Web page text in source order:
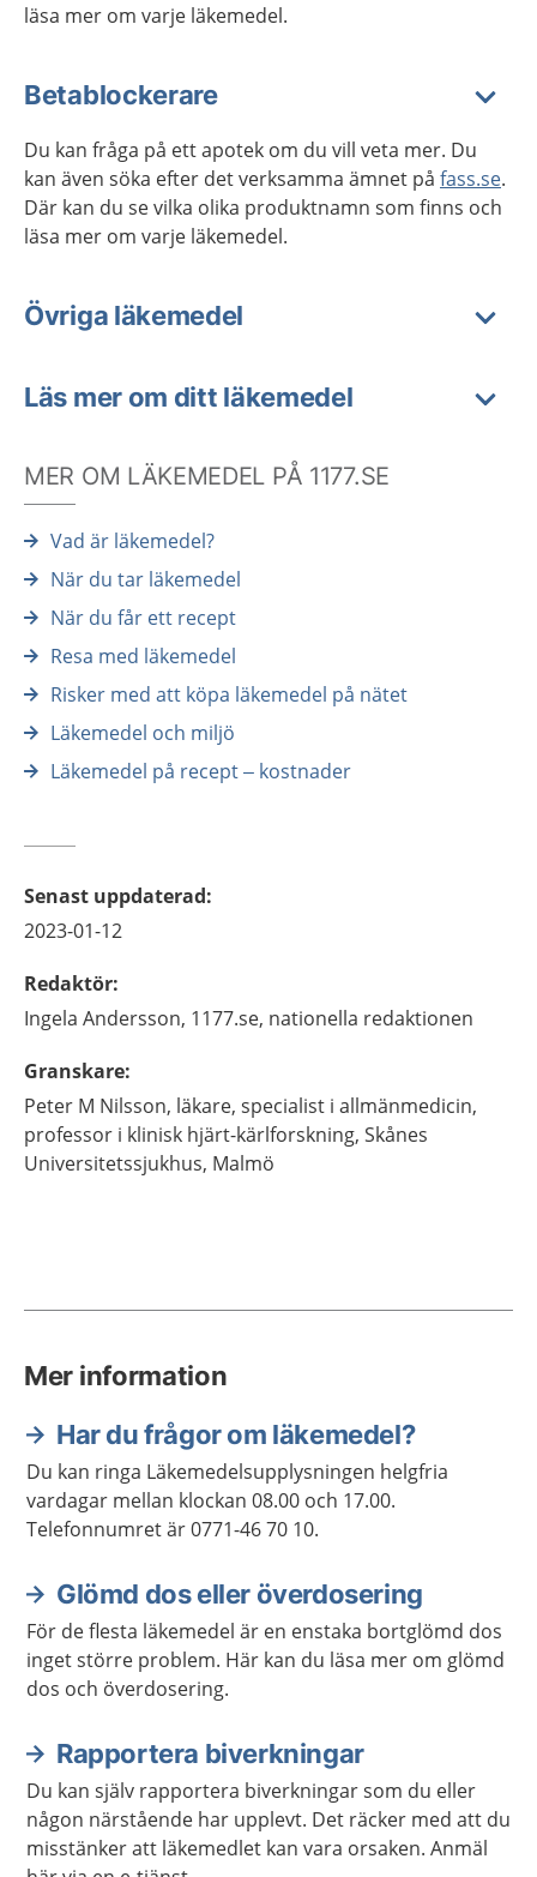
läsa mer om varje läkemedel.
Betablockerare
Du kan fråga på ett apotek om du vill veta mer. Du
kan även söka efter det verksamma ämnet på fass.se.
Där kan du se vilka olika produktnamn som finns och
läsa mer om varje läkemedel.
Övriga läkemedel
Läs mer om ditt läkemedel
MER OM LÄKEMEDEL PÅ 1177.SE
Vad är läkemedel?
När du tar läkemedel
När du får ett recept
Resa med läkemedel
Risker med att köpa läkemedel på nätet
Läkemedel och miljö
Läkemedel på recept – kostnader
Senast uppdaterad:
2023-01-12
Redaktör:
Ingela Andersson, 1177.se, nationella redaktionen
Granskare:
Peter M Nilsson, läkare, specialist i allmänmedicin,
professor i klinisk hjärt-kärlforskning, Skånes
Universitetssjukhus, Malmö
Mer information
Har du frågor om läkemedel?
Du kan ringa Läkemedelsupplysningen helgfria
vardagar mellan klockan 08.00 och 17.00.
Telefonnumret är 0771-46 70 10.
Glömd dos eller överdosering
För de flesta läkemedel är en enstaka bortglömd dos
inget större problem. Här kan du läsa mer om glömd
dos och överdosering.
Rapportera biverkningar
Du kan själv rapportera biverkningar som du eller
någon närstående har upplevt. Det räcker med att du
misstänker att läkemedlet kan vara orsaken. Anmäl